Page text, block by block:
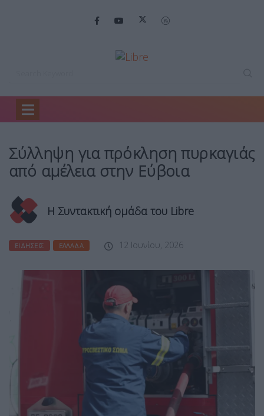
Home
Σύλληψη για πρόκληση πυρκαγιάς
από αμέλεια στην Εύβοια
Η Συντακτική ομάδα του Libre
ΕΙΔΉΣΕΙΣ ΕΛΛΆΔΑ 12 Ιουνίου, 2026